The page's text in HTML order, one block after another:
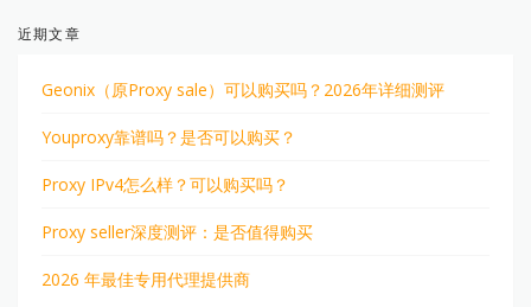
近期文章
Geonix（原Proxy sale）可以购买吗？2026年详细测评
Youproxy靠谱吗？是否可以购买？
Proxy IPv4怎么样？可以购买吗？
Proxy seller深度测评：是否值得购买
2026 年最佳专用代理提供商